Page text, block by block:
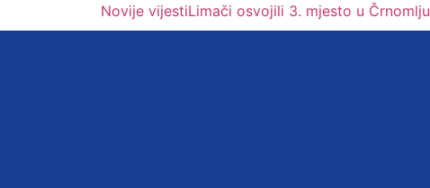
Novije vijestiLimači osvojili 3. mjesto u Črnomlju